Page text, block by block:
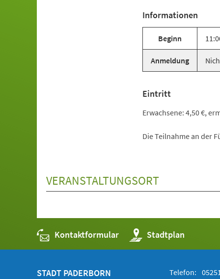
Informationen
Beginn
Anmeldung
Eintritt
Erwachsene: 4,50 €,
Die Teilnahme an der
VERANSTALTUNGSORT
Kontaktformular Stadtplan
(Öffnet
in
einem
STADT PADERBORN Telefon: